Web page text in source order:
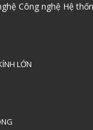
Công nghệ Hệ
LỚN